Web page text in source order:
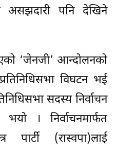
असझदारी पनि देखिने
‘जेनजी’ आन्दोलनको
विघटन भई
सदस्य निर्वाचन
। निर्वाचनमार्फत
पार्टी (रास्वपा)लाई